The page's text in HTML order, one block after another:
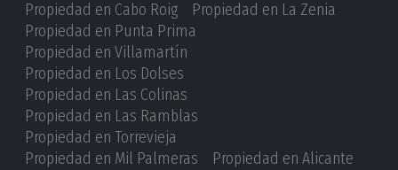
Propiedad en Cabo Roig
Propiedad en La Zenia
Propiedad en Punta Prima
Propiedad en Villamartín
Propiedad en Los Dolses
Propiedad en Las Colinas
Propiedad en Las Ramblas
Propiedad en Torrevieja
Propiedad en Mil Palmeras
Propiedad en Alicante